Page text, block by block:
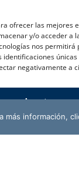
ofrecer las mejores
y/o acceder a
nos permitirá
identificaciones
negativamente a
Aceptar
más información,